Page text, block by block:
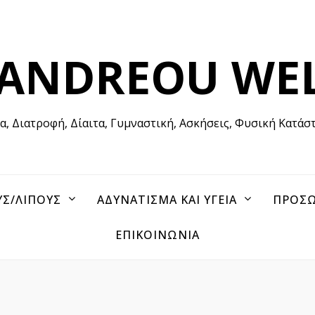
Διατροφή, Δίαιτα, Γυμναστική, Ασκήσεις, Φυσική
ΛΙΠΟΥΣ ΑΔΥΝΑΤΙΣΜΑ ΚΑΙ ΥΓΕΙΑ
ΕΠΙΚΟΙΝΩΝΙΑ